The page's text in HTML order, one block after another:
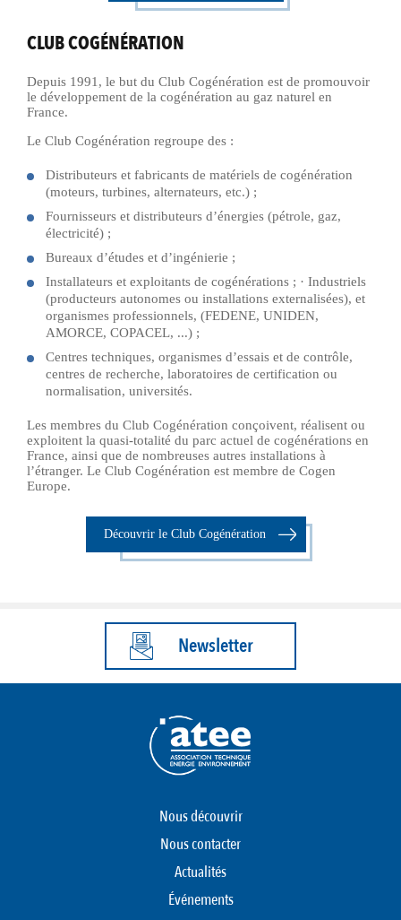
CLUB COGÉNÉRATION
Depuis 1991, le but du Club Cogénération est de promouvoir
le développement de la cogénération au gaz naturel en
France.
Le Club Cogénération regroupe des :
Distributeurs et fabricants de matériels de cogénération
(moteurs, turbines, alternateurs, etc.) ;
Fournisseurs et distributeurs d’énergies (pétrole, gaz,
électricité) ;
Bureaux d’études et d’ingénierie ;
Installateurs et exploitants de cogénérations ; · Industriels
(producteurs autonomes ou installations externalisées), et
organismes professionnels, (FEDENE, UNIDEN,
AMORCE, COPACEL, ...) ;
Centres techniques, organismes d’essais et de contrôle,
centres de recherche, laboratoires de certification ou
normalisation, universités.
Les membres du Club Cogénération conçoivent, réalisent ou
exploitent la quasi-totalité du parc actuel de cogénérations en
France, ainsi que de nombreuses autres installations à
l’étranger. Le Club Cogénération est membre de Cogen
Europe.
Découvrir le Club Cogénération
Newsletter
Nous découvrir
Nous contacter
Actualités
Événements